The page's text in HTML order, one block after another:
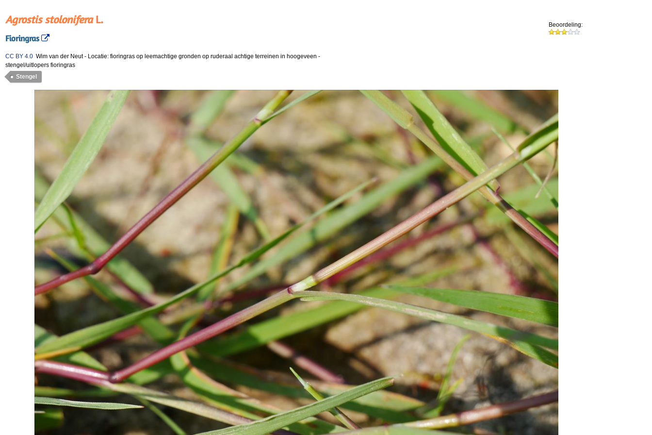
Agrostis stoloniferaL.
Fioringras
Beoordeling:
CC BY 4.0 Wim van der Neut- Locatie: fioringras op leemachtige gronden op ruderaal achtige terreinen in hoogeveen -
stengel/uitlopers fioringras
Stengel